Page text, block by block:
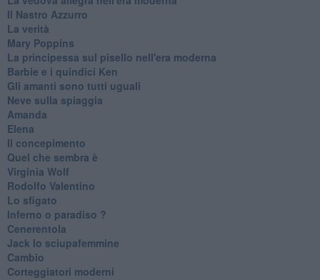
​Il Nastro Azzurro
La verità
Mary Poppins
La principessa sul pisello nell'era moderna
Barbie e i quindici Ken
Gli amanti sono tutti uguali
Neve sulla spiaggia
Amanda
Elena
Il concepimento
Quel che sembra è
Virginia Wolf
Rodolfo Valentino
Lo sfigato
Inferno o paradiso ?
Cenerentola
Jack lo sciupafemmine
Cambio
Corteggiatori moderni